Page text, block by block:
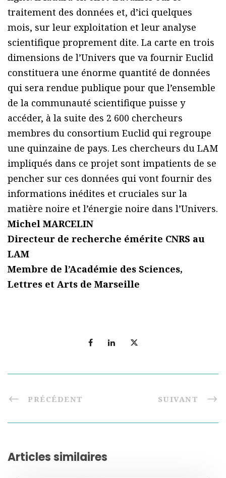
traitement des données et, d’ici quelques
mois, sur leur exploitation et leur analyse
scientifique proprement dite. La carte en trois
dimensions de l’Univers que va fournir Euclid
constituera une énorme quantité de données
qui sera rendue publique pour que l’ensemble
de la communauté scientifique puisse y
accéder, à la suite des 2 600 chercheurs
membres du consortium Euclid qui regroupe
une quinzaine de pays. Les chercheurs du LAM
impliqués dans ce projet sont impatients de se
pencher sur ces données qui vont fournir des
informations inédites et cruciales sur la
matière noire et l’énergie noire dans l’Univers.
Michel MARCELIN
Directeur de recherche émérite CNRS au
LAM
Membre de l’Académie des Sciences,
Lettres et Arts de Marseille
PRÉCÉDENT SUIVANT
Articles similaires